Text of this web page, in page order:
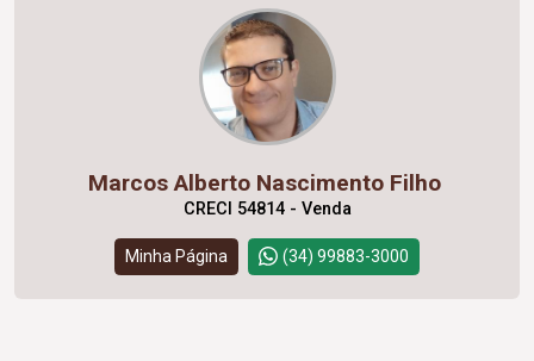
Marcos Alberto Nascimento Filho
CRECI 54814 - Venda
Minha Página (34) 99883-3000